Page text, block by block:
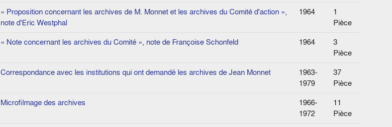
« Proposition concernant les archives de M. Monnet et les archives du Comité d'action »,
note d'Eric Westphal
1964
1
Pièce
« Note concernant les archives du Comité », note de Françoise Schonfeld 1964
3
Pièce
Correspondance avec les institutions qui ont demandé les archives de Jean Monnet
1963-
1979
37
Pièce
Microfilmage des archives
1966-
1972
11
Pièce